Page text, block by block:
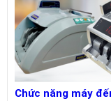
Chức năng máy